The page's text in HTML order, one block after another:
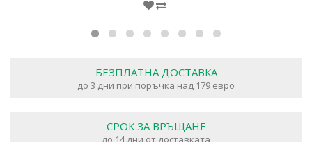
БЕЗПЛАТНА ДОСТАВКА
до 3 дни при поръчка над 179 евро
СРОК ЗА ВРЪЩАНЕ
до 14 дни от доставката